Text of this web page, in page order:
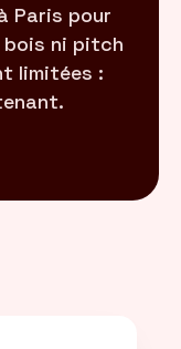
Paris pour
bois ni pitch
limitées :